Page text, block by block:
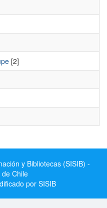
[2]
y Bibliotecas (SISIB) -
Chile
por SISIB